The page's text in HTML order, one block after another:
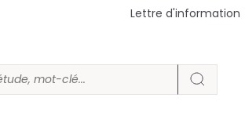
Lettre d'information